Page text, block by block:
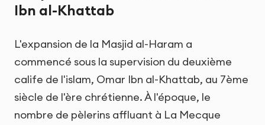
Ibn al-Khattab
L'expansion de la Masjid al-Haram a
commencé sous la supervision du deuxième
calife de l'islam, Omar Ibn al-Khattab, au 7ème
siècle de l'ère chrétienne. À l'époque, le
nombre de pèlerins affluant à La Mecque